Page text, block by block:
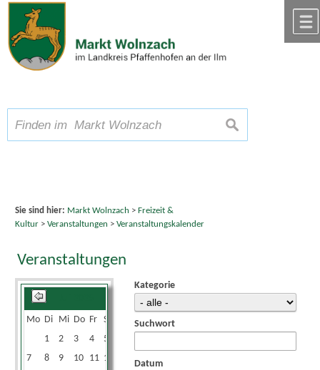
Zum Inhalt,zur Navigation
Schriftgröße A A A suchen
Sie sind hier: Markt Wolnzach > Freizeit &
Kultur> Veranstaltungen > Veranstaltungskalender
Veranstaltungen
Mo Di Mi Do Fr Sa
1
2 3 4 5
7
8 9 10 11 12
Kategorie
Suchwort
Datum